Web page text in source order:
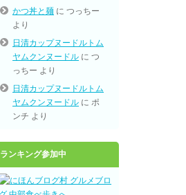
かつ丼と麺 につっちー
より
日清カップヌードルトム
ヤムクンヌードル につ
っちー より
日清カップヌードルトム
ヤムクンヌードル にポ
ンチ より
ランキング参加中